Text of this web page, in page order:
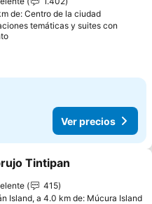
de: Centro de la ciudad
temáticas y suites con
Ver precios
a favoritos
Tintipan
415
Island, a 4.0 km de: Múcura Island